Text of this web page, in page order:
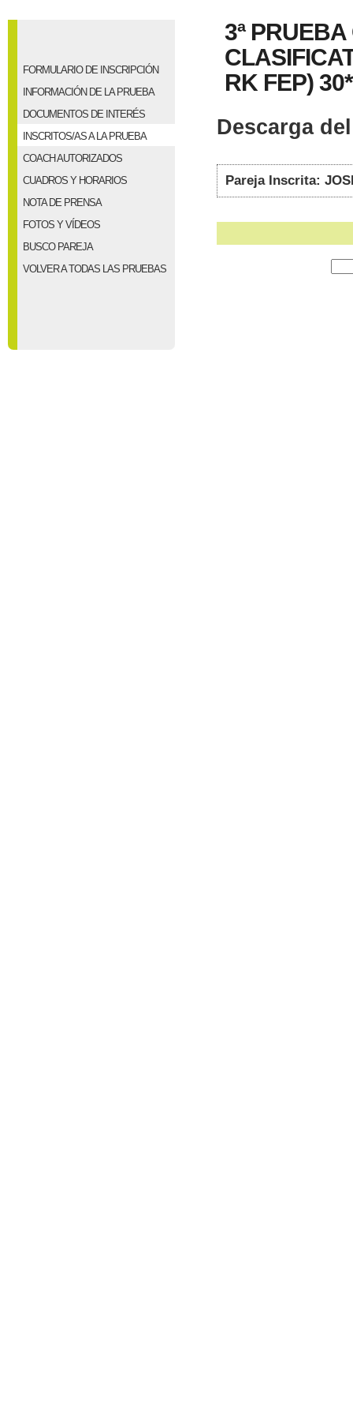
FORMULARIO DE INSCRIPCIÓN
INFORMACIÓN DE LA PRUEBA
DOCUMENTOS DE INTERÉS
INSCRITOS/AS A LA PRUEBA
COACH AUTORIZADOS
CUADROS Y HORARIOS
NOTA DE PRENSA
FOTOS Y VÍDEOS
BUSCO PAREJA
VOLVER A TODAS LAS PRUEBAS
3ª
RK FEP) 30*
Descarga
Pareja Inscrita: